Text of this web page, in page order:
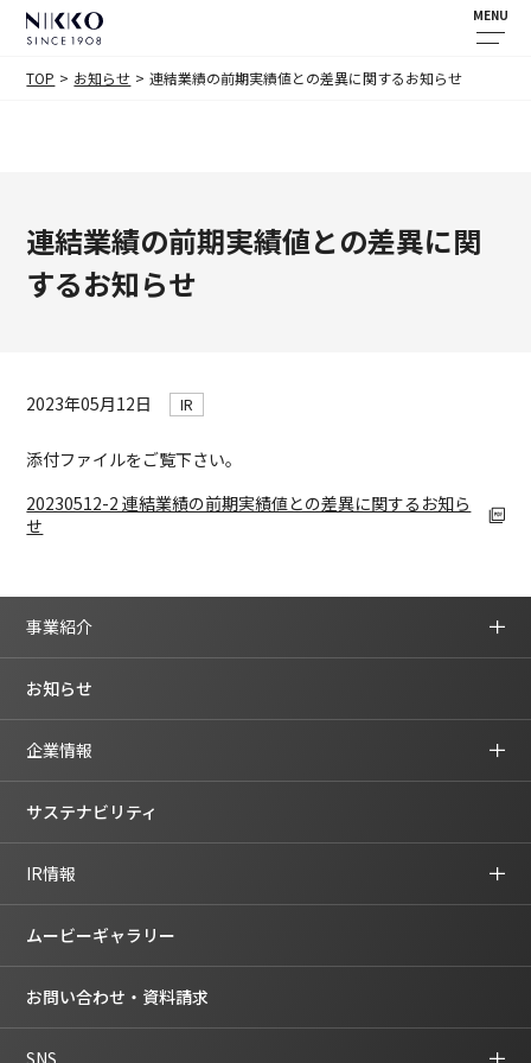
MENU
TOP お知らせ 連結業績の前期実績値との差異に関するお知らせ
連結業績の前期実績値との差異に関
するお知らせ
2023年05月12日 IR
添付ファイルをご覧下さい。
20230512-2 連結業績の前期実績値との差異に関するお知ら
せ
事業紹介
お知らせ
企業情報
サステナビリティ
IR情報
ムービーギャラリー
お問い合わせ・資料請求
SNS